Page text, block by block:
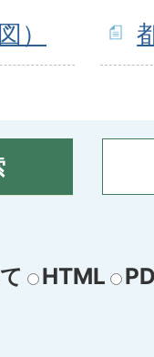
）
HTML